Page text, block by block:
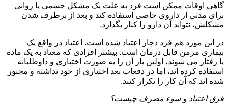
گاهی اوقات ممکن است فرد به علت یک مشکل جسمی یا روانی
برای مدتی از داروی خاصی استفاده کند و بعد از برطرف شدن
مشکلش، نتواند آن دارو را کنار بگذارد.
در این مورد هم فرد دچار اعتیاد شده است. اعتیاد در واقع یک
بیماری مزمن قابل درمان است. بیشتر افرادی که معتاد به یک ماده
یا رفتار می شوند، اولین بار آن را به صورت اختیاری و داوطلبانه
استفاده کرده اند، اما در دفعات بعد اختیاری از خود نداشته و مجبور
شده اند که آن کار را تکرار کنند.
فرق اعتیاد و سوء مصرف چیست؟